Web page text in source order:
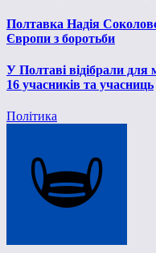
Полтавка Надія
Європи з боротьби
У Полтаві відібрали для
16 учасників та учасниць
Політика